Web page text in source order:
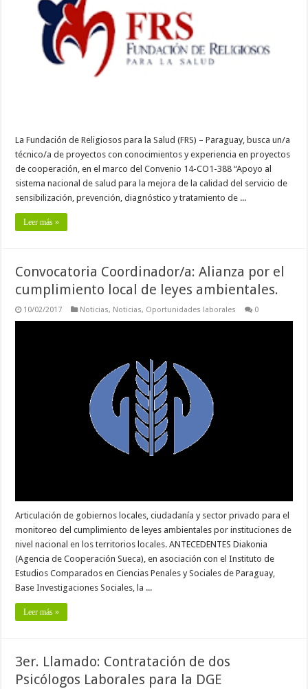
La Fundación de Religiosos para la Salud (FRS) – Paraguay, busca un/a
técnico/a de proyectos con conocimientos y experiencia en proyectos
de cooperación, en el marco del Convenio 14-CO1-388 “Apoyo al
sistema nacional de salud para la mejora de la calidad del servicio de
sensibilización, prevención, diagnóstico y tratamiento de ...
Leer más »
Convocatoria Coordinador/a: Alianza por el
cumplimiento local de leyes ambientales.
10/02/2017 Noticias, Noticias, Oportunidades laborales 0
Articulación de gobiernos locales, ciudadanía y sector privado para el
monitoreo del cumplimiento de leyes ambientales por instituciones de
nivel nacional en los territorios locales. ANTECEDENTES Diakonia
(Agencia de Cooperación Sueca), en asociación con el Instituto de
Estudios Comparados en Ciencias Penales y Sociales de Paraguay,
Base Investigaciones Sociales, la ...
Leer más »
3er. Llamado: Contratación de dos
Psicólogos Laborales para la DGE